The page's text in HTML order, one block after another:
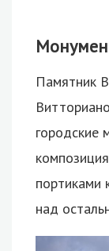
Памятник
городские
портиками
над